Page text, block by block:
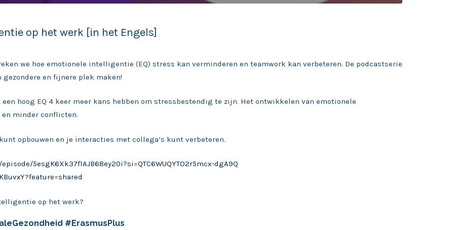
op het werk [in het Engels]
we hoe emotionele intelligentie (EQ) stress kan verminderen en teamwork kan verbeteren. De podcastserie
en fijnere plek maken!
hoog EQ 4 keer meer kans hebben om stressbestendig te zijn. Het ontwikkelen van emotionele
minder conflicten.
opbouwen en je interacties met collega’s kunt verbeteren.
5esgK6Xk37flAJB68ey20i?si=QTC6WUQYTO2r5mcx-dgA9Q
op het werk?
#ErasmusPlus